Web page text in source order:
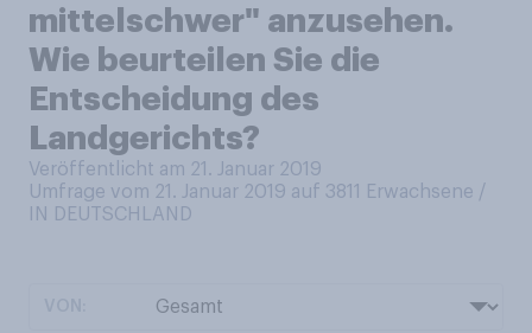
mittelschwer" anzusehen.
Wie beurteilen Sie die
Entscheidung des
Landgerichts?
Veröffentlicht am 21. Januar 2019
Umfrage vom 21. Januar 2019 auf 3811
Erwachsene /
IN DEUTSCHLAND